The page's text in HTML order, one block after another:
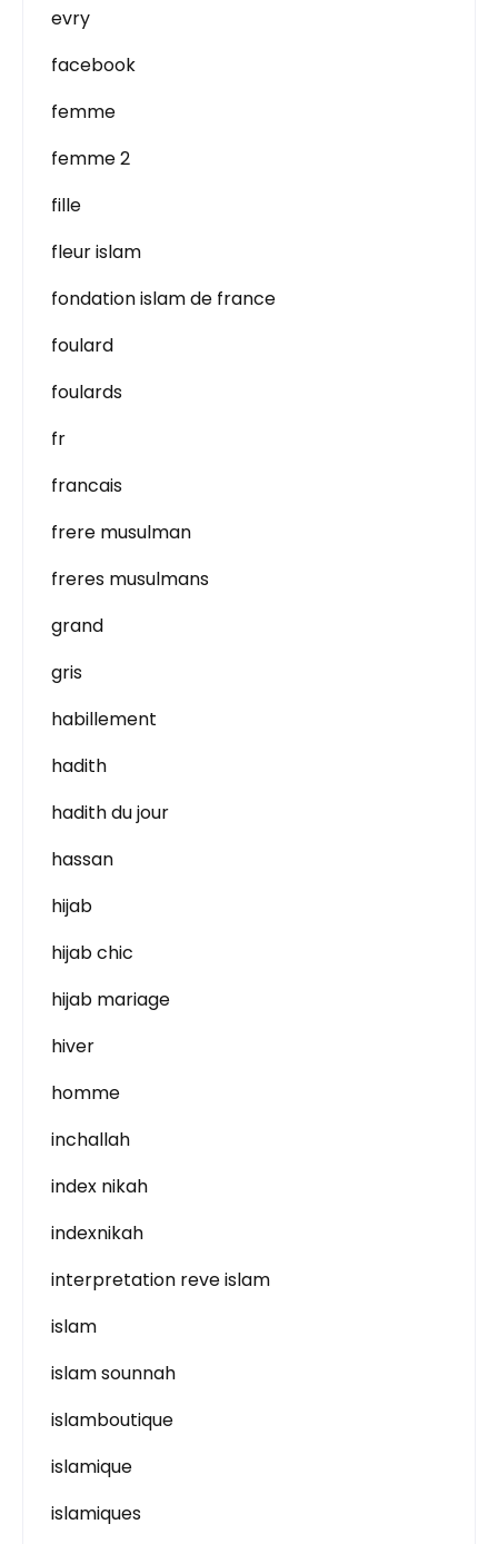
evry
facebook
femme
femme 2
fille
fleur islam
fondation islam de france
foulard
foulards
fr
francais
frere musulman
freres musulmans
grand
gris
habillement
hadith
hadith du jour
hassan
hijab
hijab chic
hijab mariage
hiver
homme
inchallah
index nikah
indexnikah
interpretation reve islam
islam
islam sounnah
islamboutique
islamique
islamiques